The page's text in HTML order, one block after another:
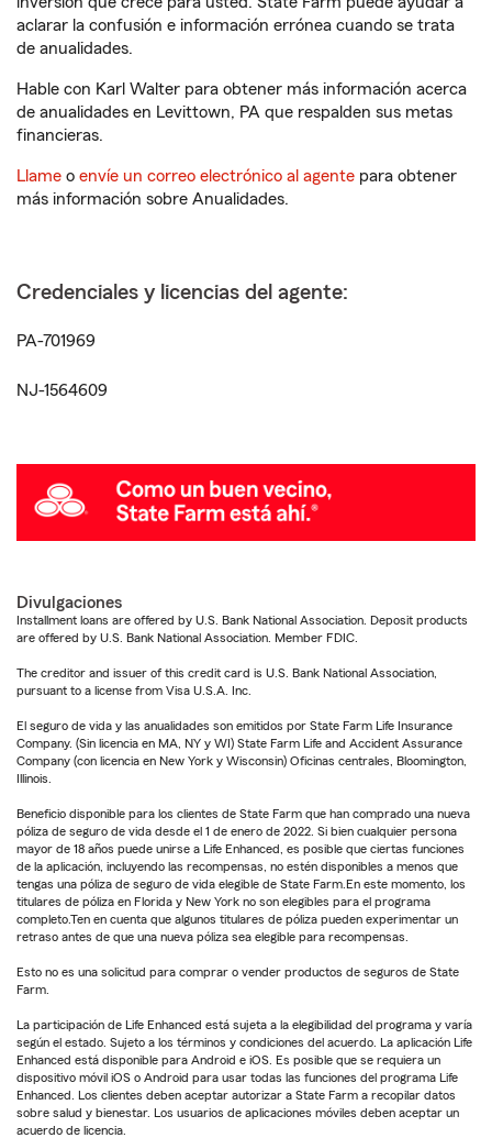
aclarar la confusión e información errónea cuando se trata
de anualidades.
Hable con Karl Walter para obtener más información acerca
de anualidades en Levittown, PA que respalden sus metas
financieras.
Llame o envíe un correo electrónico al agente para obtener
más información sobre Anualidades.
Credenciales y licencias del agente:
PA-701969
NJ-1564609
Divulgaciones
Installment loans are offered by U.S. Bank National Association. Deposit products
are offered by U.S. Bank National Association. Member FDIC.
The creditor and issuer of this credit card is U.S. Bank National Association,
pursuant to a license from Visa U.S.A. Inc.
El seguro de vida y las anualidades son emitidos por State Farm Life Insurance
Company. (Sin licencia en MA, NY y WI) State Farm Life and Accident Assurance
Company (con licencia en New York y Wisconsin) Oficinas centrales, Bloomington,
Illinois.
Beneficio disponible para los clientes de State Farm que han comprado una nueva
póliza de seguro de vida desde el 1 de enero de 2022. Si bien cualquier persona
mayor de 18 años puede unirse a Life Enhanced, es posible que ciertas funciones
de la aplicación, incluyendo las recompensas, no estén disponibles a menos que
tengas una póliza de seguro de vida elegible de State Farm.En este momento, los
titulares de póliza en Florida y New York no son elegibles para el programa
completo.Ten en cuenta que algunos titulares de póliza pueden experimentar un
retraso antes de que una nueva póliza sea elegible para recompensas.
Esto no es una solicitud para comprar o vender productos de seguros de State
Farm.
La participación de Life Enhanced está sujeta a la elegibilidad del programa y varía
según el estado. Sujeto a los términos y condiciones del acuerdo. La aplicación Life
Enhanced está disponible para Android e iOS. Es posible que se requiera un
dispositivo móvil iOS o Android para usar todas las funciones del programa Life
Enhanced. Los clientes deben aceptar autorizar a State Farm a recopilar datos
sobre salud y bienestar. Los usuarios de aplicaciones móviles deben aceptar un
acuerdo de licencia.